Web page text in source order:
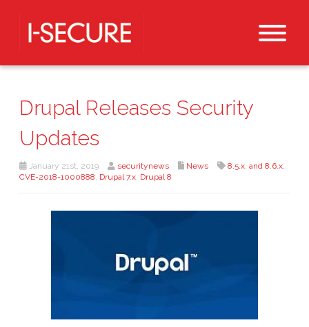
Drupal Releases Security
Updates
January 21st, 2019 securitynews News 8.5.x, and 8.6.x.,
CVE-2018-1000888, Drupal 7.x, Drupal 8